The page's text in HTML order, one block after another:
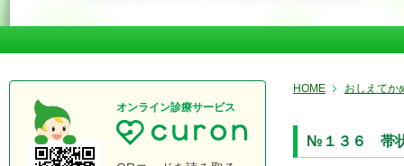
HOME おしえてか
№１３６ 帯状
オンライン診療サービス